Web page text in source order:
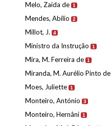
Melo, Zaida de 1
Mendes, Abílio 2
Millot, J. 4
Ministro da Instrução 1
Mira, M. Ferreira de 1
Miranda, M. Aurélio Pinto de
Moes, Juliette 1
Monteiro, António 3
Monteiro, Hernâni 1